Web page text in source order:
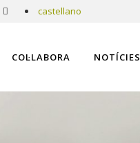
castellano
COL·LABORA NOTÍCIES